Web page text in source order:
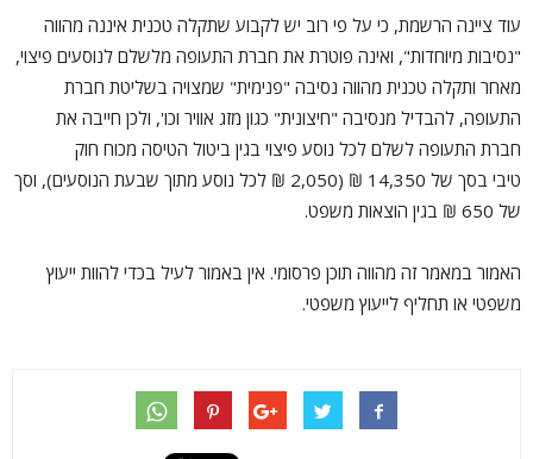
עוד ציינה הרשמת, כי על פי רוב יש לקבוע שתקלה טכנית איננה מהווה
"נסיבות מיוחדות", ואינה פוטרת את חברת התעופה מלשלם לנוסעים פיצוי,
מאחר ותקלה טכנית מהווה נסיבה "פנימית" שמצויה בשליטת חברת
התעופה, להבדיל מנסיבה "חיצונית" כגון מזג אוויר וכו', ולכן חייבה את
חברת התעופה לשלם לכל נוסע פיצוי בגין ביטול הטיסה מכוח חוק
טיבי בסך של 14,350 ₪ (2,050 ₪ לכל נוסע מתוך שבעת הנוסעים), וסך
של 650 ₪ בגין הוצאות משפט.
האמור במאמר זה מהווה תוכן פרסומי. אין באמור לעיל בכדי להוות ייעוץ
משפטי או תחליף לייעוץ משפטי.